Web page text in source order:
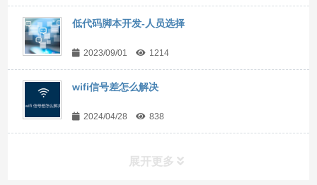
低代码脚本开发-人员选择
2023/09/01 1214
wifi信号差怎么解决
2024/04/28 838
展开更多